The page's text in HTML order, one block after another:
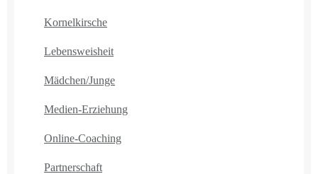
Kornelkirsche
Lebensweisheit
Mädchen/Junge
Medien-Erziehung
Online-Coaching
Partnerschaft